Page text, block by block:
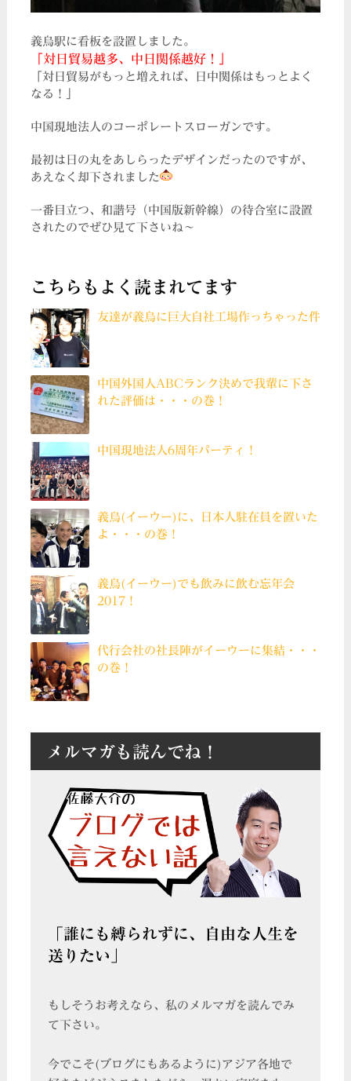
義烏駅に看板を設置しました。
「対日貿易越多、中日関係越好！」
「対日貿易がもっと増えれば、日中関係はもっとよく
なる！」
中国現地法人のコーポレートスローガンです。
最初は日の丸をあしらったデザインだったのですが、
あえなく却下されました
一番目立つ、和諧号（中国版新幹線）の待合室に設置
されたのでぜひ見て下さいね～
こちらもよく読まれてます
友達が義烏に巨大自社工場作っちゃった件
中国外国人ABCランク決めで我輩に下さ
れた評価は・・・の巻！
中国現地法人6周年パーティ！
義烏(イーウー)に、日本人駐在員を置いた
よ・・・の巻！
義烏(イーウー)でも飲みに飲む忘年会
2017！
代行会社の社長陣がイーウーに集結・・・
の巻！
メルマガも読んでね！
「誰にも縛られずに、自由な人生を
送りたい」
もしそうお考えなら、私のメルマガを読んでみ
て下さい。
今でこそ(ブログにもあるように)アジア各地で